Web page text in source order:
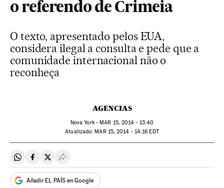
o referendo de Crimeia
O texto, apresentado pelos EUA,
considera ilegal a consulta e pede que a
comunidade internacional não o
reconheça
AGENCIAS
Nova York -MAR 15, 2014 - 13:40
atualizado: MAR15, 2014 - 14:16 EDT
Compartir en Whatsapp
Compartir en Facebook
Compartir en Twitter
Desplegar Redes Sociales
Añadir EL PAÍS en Google